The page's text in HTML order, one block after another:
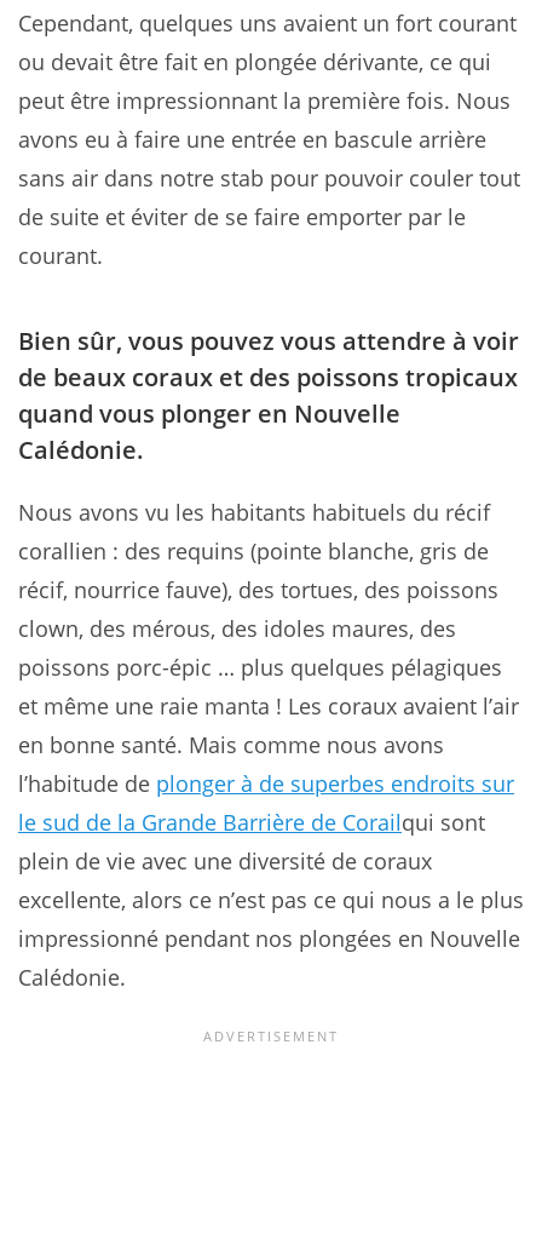
Cependant, quelques uns avaient un fort courant
ou devait être fait en plongée dérivante, ce qui
peut être impressionnant la première fois. Nous
avons eu à faire une entrée en bascule arrière
sans air dans notre stab pour pouvoir couler tout
de suite et éviter de se faire emporter par le
courant.
Bien sûr, vous pouvez vous attendre à voir
de beaux coraux et des poissons tropicaux
quand vous plonger en Nouvelle
Calédonie.
Nous avons vu les habitants habituels du récif
corallien : des requins (pointe blanche, gris de
récif, nourrice fauve), des tortues, des poissons
clown, des mérous, des idoles maures, des
poissons porc-épic … plus quelques pélagiques
et même une raie manta ! Les coraux avaient l’air
en bonne santé. Mais comme nous avons
l’habitude de plonger à de superbes endroits sur
le sud de la Grande Barrière de Corailqui sont
plein de vie avec une diversité de coraux
excellente, alors ce n’est pas ce qui nous a le plus
impressionné pendant nos plongées en Nouvelle
Calédonie.